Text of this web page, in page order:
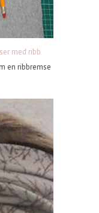
med ribb
en ribbremse